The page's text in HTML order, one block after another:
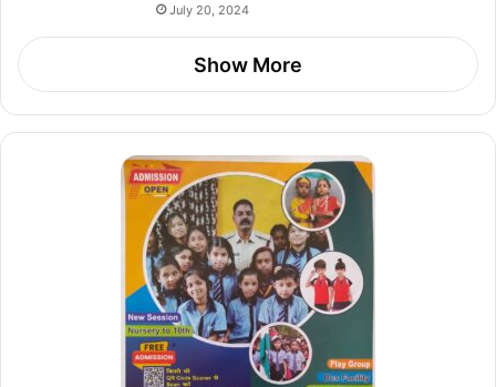
July 20, 2024
Show More